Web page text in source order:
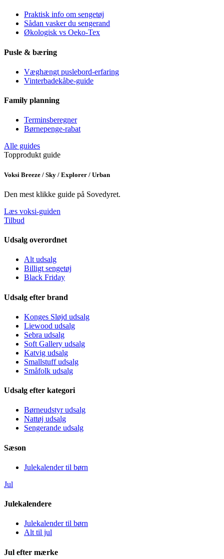
Praktisk info om sengetøj
Sådan vasker du sengerand
Økologisk vs Oeko-Tex
Pusle & bæring
Væghængt puslebord-erfaring
Vinterbadekåbe-guide
Family planning
Terminsberegner
Børnepenge-rabat
Alle guides
Topprodukt guide
Voksi Breeze / Sky / Explorer / Urban
Den mest klikke guide på Sovedyret.
Læs voksi-guiden
Tilbud
Udsalg overordnet
Alt udsalg
Billigt sengetøj
Black Friday
Udsalg efter brand
Konges Sløjd udsalg
Liewood udsalg
Sebra udsalg
Soft Gallery udsalg
Katvig udsalg
Smallstuff udsalg
Småfolk udsalg
Udsalg efter kategori
Børneudstyr udsalg
Nattøj udsalg
Sengerande udsalg
Sæson
Julekalender til børn
Jul
Julekalendere
Julekalender til børn
Alt til jul
Jul efter mærke